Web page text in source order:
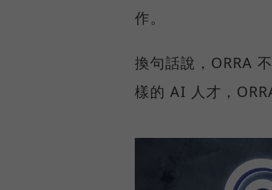
作。
換句話說，ORRA
樣的 AI 人才，